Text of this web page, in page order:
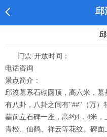
邱
门票·开放时间：
电话咨询
景点简介：
邱浚墓系石砌圆顶，高六米，
有八卦，八卦之间有"##"（万）
墓前立石碑一座，高约4．4米
青松、仙鹤、祥云等花纹。碑